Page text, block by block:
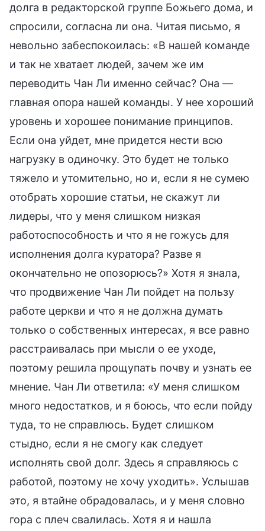
долга в редакторской группе Божьего дома, и
спросили, согласна ли она. Читая письмо, я
невольно забеспокоилась: «В нашей команде
и так не хватает людей, зачем же им
переводить Чан Ли именно сейчас? Она —
главная опора нашей команды. У нее хороший
уровень и хорошее понимание принципов.
Если она уйдет, мне придется нести всю
нагрузку в одиночку. Это будет не только
тяжело и утомительно, но и, если я не сумею
отобрать хорошие статьи, не скажут ли
лидеры, что у меня слишком низкая
работоспособность и что я не гожусь для
исполнения долга куратора? Разве я
окончательно не опозорюсь?» Хотя я знала,
что продвижение Чан Ли пойдет на пользу
работе церкви и что я не должна думать
только о собственных интересах, я все равно
расстраивалась при мысли о ее уходе,
поэтому решила прощупать почву и узнать ее
мнение. Чан Ли ответила: «У меня слишком
много недостатков, и я боюсь, что если пойду
туда, то не справлюсь. Будет слишком
стыдно, если я не смогу как следует
исполнять свой долг. Здесь я справляюсь с
работой, поэтому не хочу уходить». Услышав
это, я втайне обрадовалась, и у меня словно
гора с плеч свалилась. Хотя я и нашла